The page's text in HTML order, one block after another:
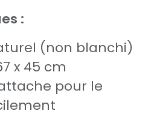
:
(non blanchi)
x 45 cm
pour le